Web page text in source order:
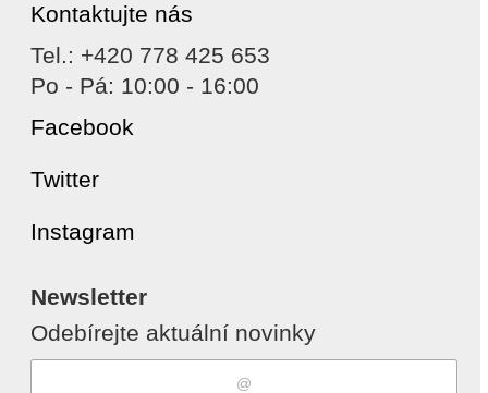
Kontaktujte nás
Tel.: +420 778 425 653
Po - Pá: 10:00 - 16:00
Facebook
Twitter
Instagram
Newsletter
Odebírejte aktuální novinky